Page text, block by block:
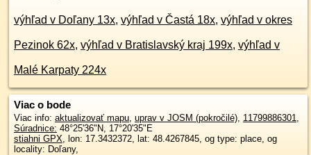
výhľad v Doľany 13x, výhľad v Častá 18x, výhľad v okres
Pezinok 62x, výhľad v Bratislavský kraj 199x, výhľad v
Malé Karpaty 224x
Viac o bode
Viac info: aktualizovať mapu, uprav v JOSM (pokročilé), 11799886301,
Súradnice: 48°25'36"N, 17°20'35"E
stiahni GPX, lon: 17.3432372, lat: 48.4267845, og type: place, og
locality: Doľany,